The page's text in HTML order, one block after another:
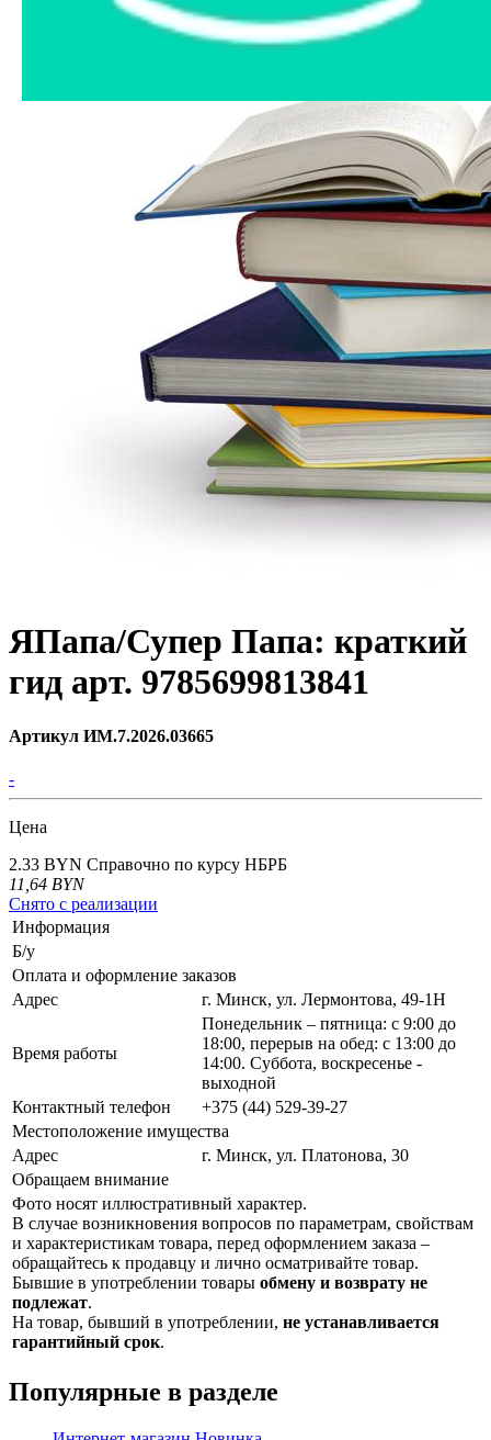
ЯПапа/Супер Папа: краткий
гид арт. 9785699813841
Артикул ИМ.7.2026.03665
-
Цена
2.33 BYN Справочно по курсу НБРБ
11,64 BYN
Снято с реализации
Информация
Б/у
Оплата и оформление заказов
Адрес
г. Минск, ул. Лермонтова, 49-1Н
Время работы
Понедельник – пятница: с 9:00 до
18:00, перерыв на обед: с 13:00 до
14:00. Суббота, воскресенье -
выходной
Контактный телефон
+375 (44) 529-39-27
Местоположение имущества
Адрес
г. Минск, ул. Платонова, 30
Обращаем внимание
Фото носят иллюстративный характер.
В случае возникновения вопросов по параметрам, свойствам
и характеристикам товара, перед оформлением заказа –
обращайтесь к продавцу и лично осматривайте товар.
Бывшие в употреблении товары обмену и возврату не
подлежат.
На товар, бывший в употреблении, не устанавливается
гарантийный срок.
Популярные в разделе